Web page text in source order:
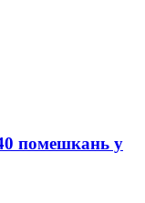
помешкань у